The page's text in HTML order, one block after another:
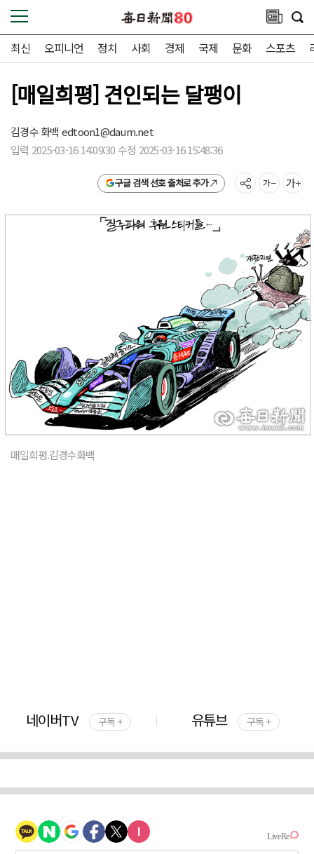
최신 오피니언 정치 사회 경제 국제 문화 스포츠
[매일희평] 견인되는 달팽이
김경수 화백 edtoon1@daum.net
입력 2025-03-16 14:09:30 수정 2025-03-16 15:48:36
구글 검색 선호 출처로 추가
매일희평.김경수화백
네이버TV 구독 + 유튜브 구독 +